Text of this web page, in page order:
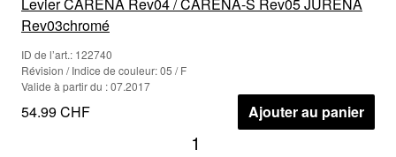
Levier CARENA Rev04 / CARENA-S Rev05 JURENA
Rev03chromé
ID de l’art.: 122740
Révision / Indice de couleur: 05 / F
Valide à partir du : 07.2017
54.99 CHF Ajouter au panier
1